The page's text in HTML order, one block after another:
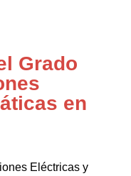
Grado
en
Eléctricas y